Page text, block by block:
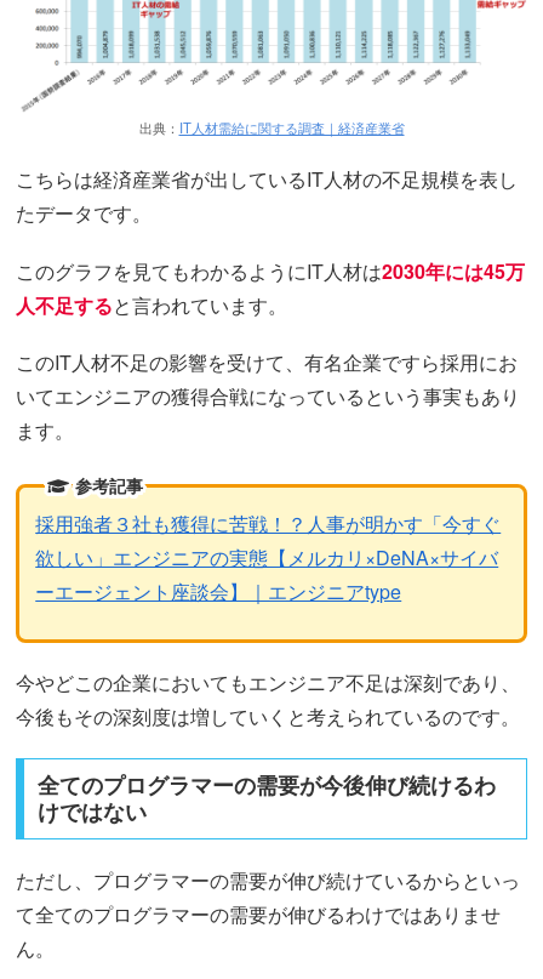
出典： IT人材需給に関する調査｜経済産業省
こちらは経済産業省が出しているIT人材の不足規模を表し
たデータです。
このグラフを見てもわかるようにIT人材は2030年には45万
人不足すると言われています。
このIT人材不足の影響を受けて、有名企業ですら採用にお
いてエンジニアの獲得合戦になっているという事実もあり
ます。
参考記事
採用強者３社も獲得に苦戦！？人事が明かす「今すぐ
欲しい」エンジニアの実態【メルカリ×DeNA×サイバ
ーエージェント座談会】｜エンジニアtype
今やどこの企業においてもエンジニア不足は深刻であり、
今後もその深刻度は増していくと考えられているのです。
全てのプログラマーの需要が今後伸び続けるわ
けではない
ただし、プログラマーの需要が伸び続けているからといっ
て全てのプログラマーの需要が伸びるわけではありませ
ん。